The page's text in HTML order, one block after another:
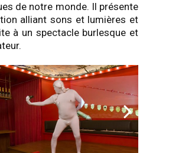
de notre monde. Il présente
alliant sons et lumières et
à un spectacle burlesque et